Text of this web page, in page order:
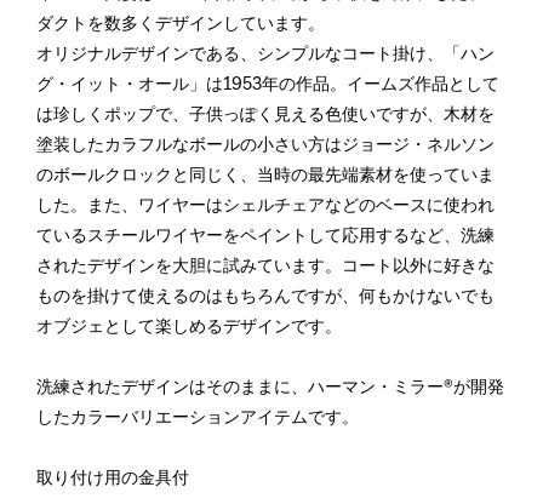
ダクトを数多くデザインしています。
オリジナルデザインである、シンプルなコート掛け、「ハン
グ・イット・オール」は1953年の作品。イームズ作品として
は珍しくポップで、子供っぽく見える色使いですが、木材を
塗装したカラフルなボールの小さい方はジョージ・ネルソン
のボールクロックと同じく、当時の最先端素材を使っていま
した。また、ワイヤーはシェルチェアなどのベースに使われ
ているスチールワイヤーをペイントして応用するなど、洗練
されたデザインを大胆に試みています。コート以外に好きな
ものを掛けて使えるのはもちろんですが、何もかけないでも
オブジェとして楽しめるデザインです。
洗練されたデザインはそのままに、ハーマン・ミラー®が開発
したカラーバリエーションアイテムです。
取り付け用の金具付